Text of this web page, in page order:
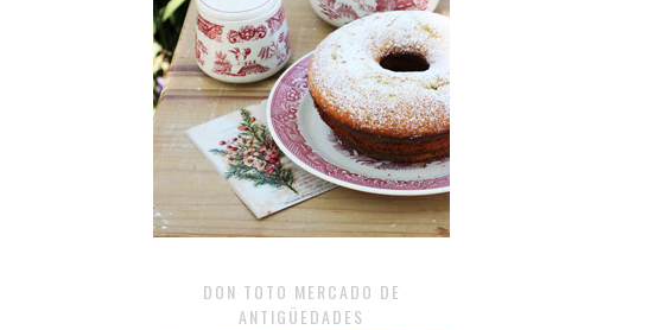
DON TOTO MERCADO DE
ANTIGÜEDADES